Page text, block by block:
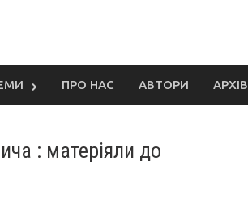
ПРО НАС АВТОРИ АРХІВ
: матеріяли до